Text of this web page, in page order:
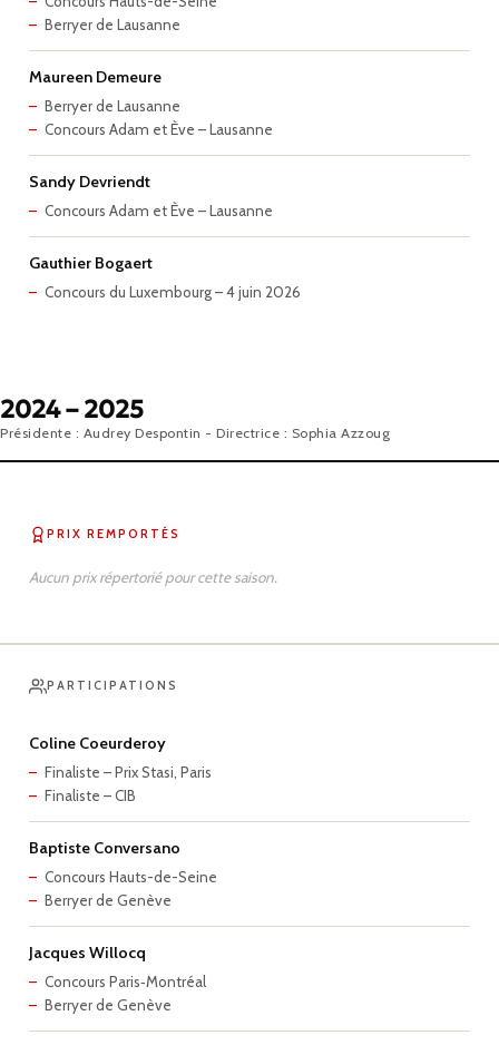
Berryer de Lausanne
Maureen Demeure
Berryer de Lausanne
Concours Adam et Ève – Lausanne
Sandy Devriendt
Concours Adam et Ève – Lausanne
Gauthier Bogaert
Concours du Luxembourg – 4 juin 2026
2024 – 2025
Présidente : Audrey Despontin - Directrice : Sophia Azzoug
PRIX REMPORTÉS
Aucun prix répertorié pour cette saison.
PARTICIPATIONS
Coline Coeurderoy
Finaliste – Prix Stasi, Paris
Finaliste – CIB
Baptiste Conversano
Concours Hauts-de-Seine
Berryer de Genève
Jacques Willocq
Concours Paris‑Montréal
Berryer de Genève